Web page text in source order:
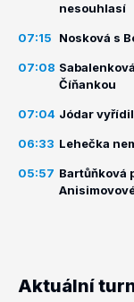
nesouhlasí
07:15 Nosková s
07:08
Číňankou
07:04 Jódar
06:33 Lehečka
05:57 Bartůňková
Aktuální